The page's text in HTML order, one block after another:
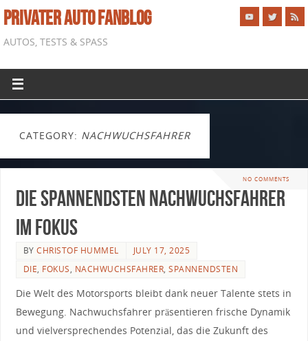
PRIVATER AUTO FANBLOG
AUTOS, TESTS & SPASS
CATEGORY: NACHWUCHSFAHRER
NO COMMENTS
Die spannendsten Nachwuchsfahrer
im Fokus
BYCHRISTOF HUMMEL
JULY 17, 2025
DIE, FOKUS, NACHWUCHSFAHRER,SPANNENDSTEN
Die ‌Welt des Motorsports bleibt dank ‍neuer ‍Talente ⁤stets in
Bewegung. Nachwuchsfahrer präsentieren ‍frische Dynamik
und ⁣vielversprechendes‍ Potenzial, das die⁤ Zukunft des